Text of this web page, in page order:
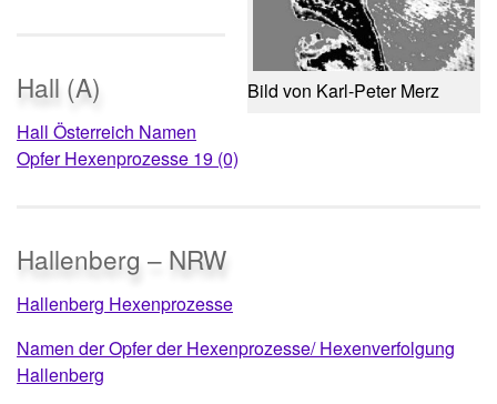
Bild von Karl-Peter Merz
Hall (A)
Hall Österreich Namen
Opfer Hexenprozesse 19 (0)
Hallenberg – NRW
Hallenberg Hexenprozesse
Namen der Opfer der Hexenprozesse/ Hexenverfolgung
Hallenberg